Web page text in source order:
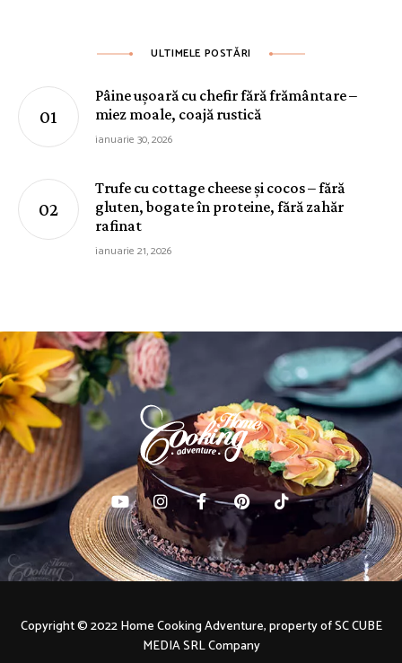
ULTIMELE POSTĂRI
Pâine ușoară cu chefir fără frământare –
miez moale, coajă rustică
ianuarie 30, 2026
Trufe cu cottage cheese și cocos – fără
gluten, bogate în proteine, fără zahăr
rafinat
ianuarie 21, 2026
Copyright © 2022 Home Cooking Adventure, property of SC CUBE
MEDIA SRL Company